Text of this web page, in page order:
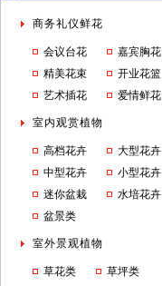
商务礼仪鲜花
会议台花
嘉宾胸花
精美花束
开业花篮
艺术插花
爱情鲜花
室内观赏植物
高档花卉
大型花卉
中型花卉
小型花卉
迷你盆栽
水培花卉
盆景类
室外景观植物
草花类
草坪类